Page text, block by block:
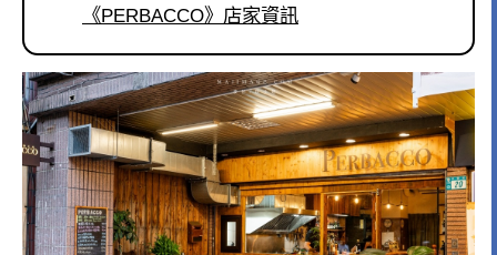
《PERBACCO》店家資訊